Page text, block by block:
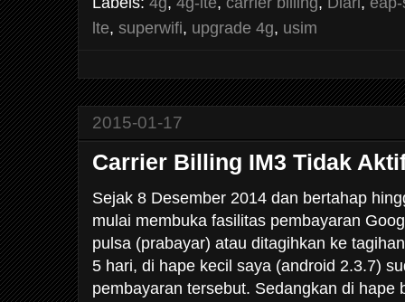
lte, superwifi, upgrade 4g, usim
2015-01-17
Carrier Billing IM3 Tidak
Sejak 8 Desember 2014 dan bertahap
mulai membuka fasilitas pembayaran
pulsa (prabayar) atau ditagihkan ke
5 hari, di hape kecil saya (android 2.3.7)
pembayaran tersebut. Sedangkan di hape